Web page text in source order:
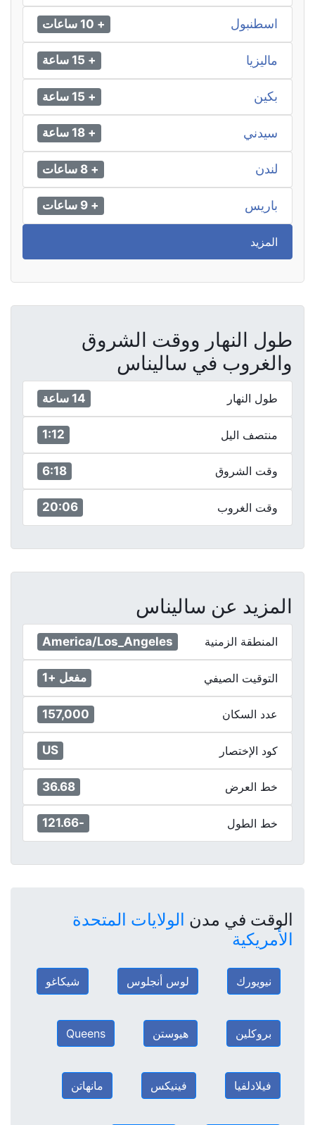
اسطنبول + 10 ساعات
ماليزيا + 15 ساعة
بكين + 15 ساعة
سيدني + 18 ساعة
لندن + 8 ساعات
باريس + 9 ساعات
المزيد
طول النهار ووقت الشروق
والغروب في ساليناس
طول النهار 14 ساعة
منتصف اليل 1:12
وقت الشروق 6:18
وقت الغروب 20:06
المزيد عن ساليناس
المنطقة الزمنية America/Los_Angeles
التوقيت الصيفي مفعل +1
عدد السكان 157,000
كود الإختصار US
خط العرض 36.68
خط الطول -121.66
الوقت في مدن الولايات المتحدة
الأمريكية
نيويورك لوس أنجلوس شيكاغو
بروكلين هيوستن Queens
فيلادلفيا فينيكس مانهاتن